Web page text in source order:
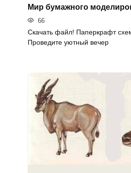
Мир бумажного
66
Скачать файл! Паперкрафт
Проведите уютный вечер